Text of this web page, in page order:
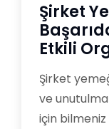
Şirket
Etkili
Şirket
ve
için